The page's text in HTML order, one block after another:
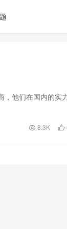
，他们在国内的实
8.3K